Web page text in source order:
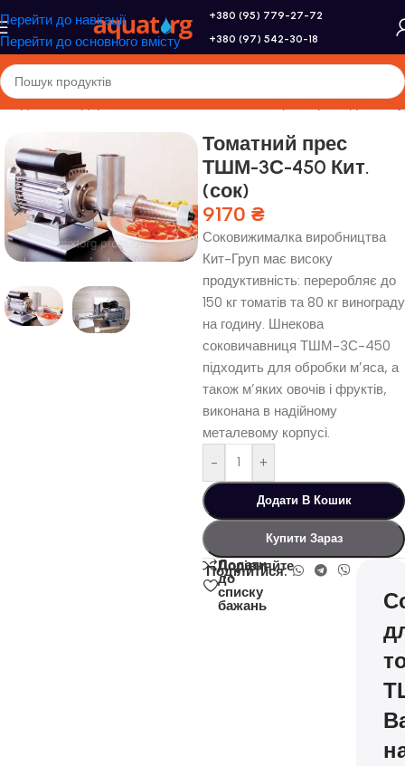
Перейти до навігації
Перейти до основного вмісту
+380 (95) 779-27-72
+380 (97) 542-30-18
для господарства/Соковижималки,соковарки/Преса для соку
Томатний прес
ТШМ-3С-450 Кит.
(сок)
9170 ₴
Соковижималка виробництва
Кит-Груп має високу
продуктивність: переробляє до
150 кг томатів та 80 кг винограду
на годину. Шнекова
соковичавниця ТШМ-3С-450
підходить для обробки м’яса, а
також м’яких овочів і фруктів,
виконана в надійному
металевому корпусі.
-
+
Додати В Кошик
Купити Зараз
Порівняйте
Додати
до
списку
бажань
Поділитися: